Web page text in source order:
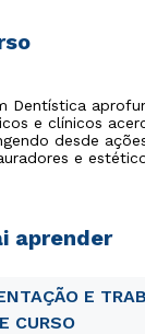
Dentística
e clínicos
desde
e
aprender
E
CURSO